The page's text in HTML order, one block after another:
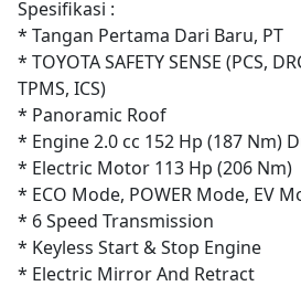
Spesifikasi :
* Tangan Pertama Dari Baru, PT
* TOYOTA SAFETY SENSE (PCS,
TPMS, ICS)
* Panoramic Roof
* Engine 2.0 cc 152 Hp (187 Nm)
* Electric Motor 113 Hp (206 Nm)
* ECO Mode, POWER Mode, EV
* 6 Speed Transmission
* Keyless Start & Stop Engine
* Electric Mirror And Retract